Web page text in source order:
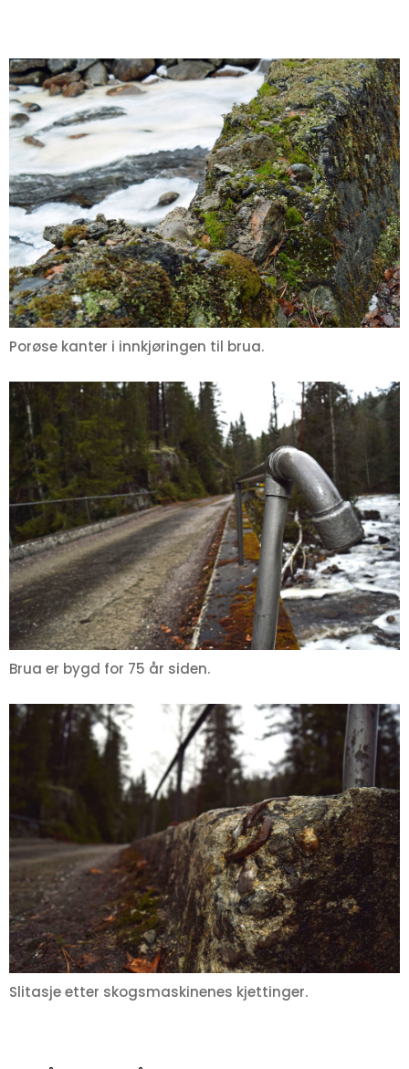
Porøse kanter i innkjøringen til brua.
Brua er bygd for 75 år siden.
Slitasje etter skogsmaskinenes kjettinger.